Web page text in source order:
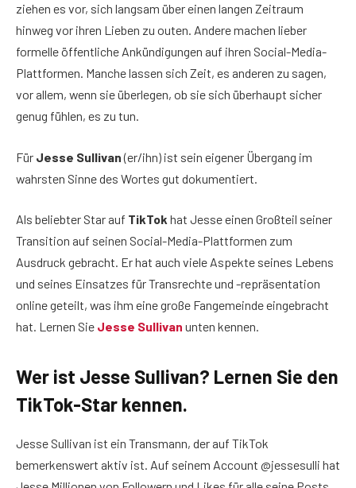
ziehen es vor, sich langsam über einen langen Zeitraum
hinweg vor ihren Lieben zu outen. Andere machen lieber
formelle öffentliche Ankündigungen auf ihren Social-Media-
Plattformen. Manche lassen sich Zeit, es anderen zu sagen,
vor allem, wenn sie überlegen, ob sie sich überhaupt sicher
genug fühlen, es zu tun.
Für Jesse Sullivan(er/ihn) ist sein eigener Übergang im
wahrsten Sinne des Wortes gut dokumentiert.
Als beliebter Star auf TikTok hat Jesse einen Großteil seiner
Transition auf seinen Social-Media-Plattformen zum
Ausdruck gebracht. Er hat auch viele Aspekte seines Lebens
und seines Einsatzes für Transrechte und -repräsentation
online geteilt, was ihm eine große Fangemeinde eingebracht
hat. Lernen Sie Jesse Sullivan unten kennen.
Wer ist Jesse Sullivan? Lernen Sie den
TikTok-Star kennen.
Jesse Sullivan ist ein Transmann, der auf TikTok
bemerkenswert aktiv ist. Auf seinem Account @jessesulli hat